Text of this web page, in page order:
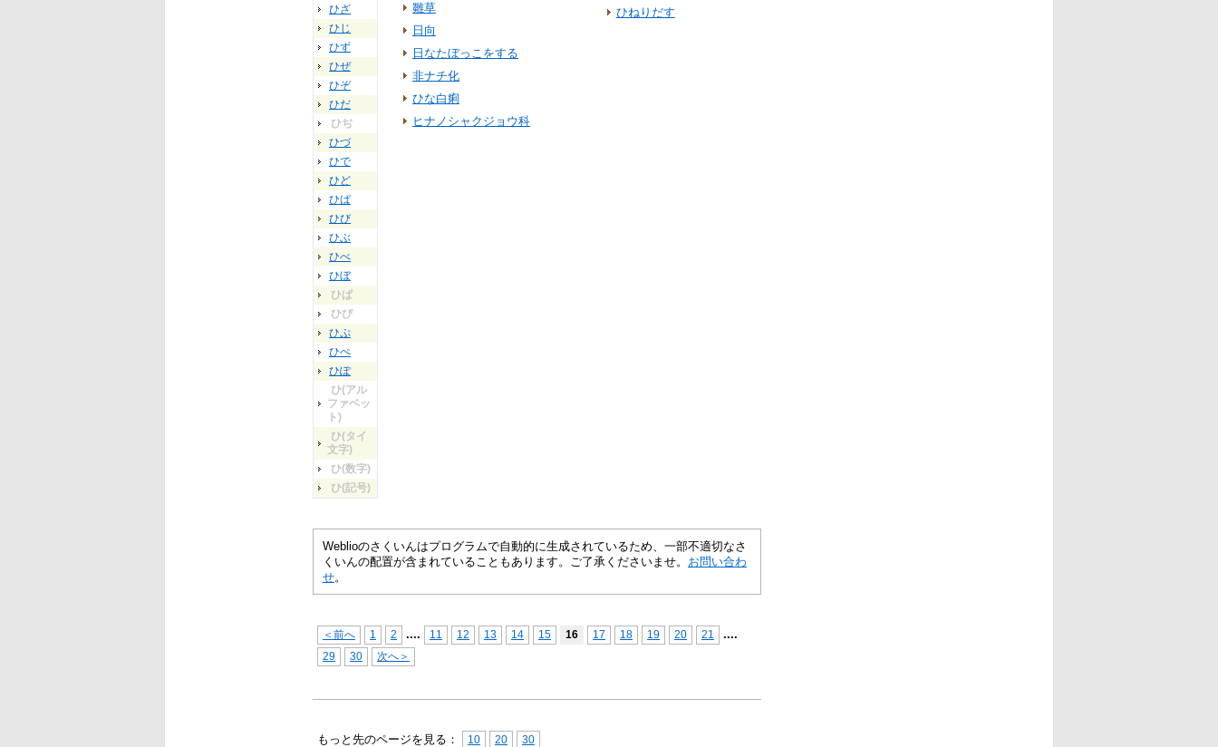
ひざ
ひじ
ひず
ひぜ
ひぞ
ひだ
ひぢ
ひづ
ひで
ひど
ひば
ひび
ひぶ
ひべ
ひぼ
ひぱ
ひぴ
ひぷ
ひぺ
ひぽ
ひ(アル
ファベッ
ト)
ひ(タイ
文字)
ひ(数字)
ひ(記号)
雛草
日向
日なたぼっこをする
非ナチ化
ひな白痢
ヒナノシャクジョウ科
ひねりだす
Weblioのさくいんはプログラムで自動的に生成されているため、一部不適切なさ
くいんの配置が含まれていることもあります。ご了承くださいませ。 お問い合わ
せ。
＜前へ 1 2 .... 11 12 13 14 15 16 17 18 19 20 21 ....
29 30 次へ＞
もっと先のページを見る： 10 20 30